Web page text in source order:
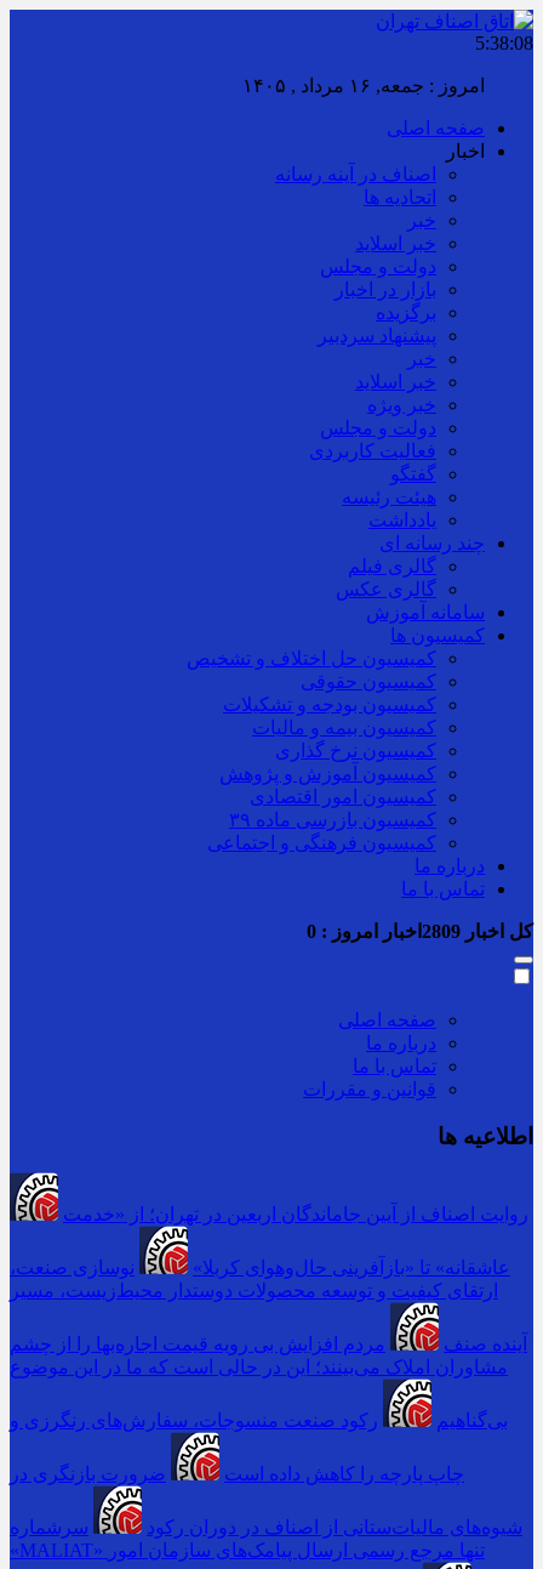
5:38:09
امروز : جمعه, ۱۶ مرداد , ۱۴۰۵
صفحه اصلی
اخبار
اصناف در آینه رسانه
اتحادیه ها
خبر
خبر اسلايد
دولت و مجلس
بازار در اخبار
برگزیده
پیشنهاد سردبیر
خبر
خبر اسلايد
خبر ویژه
دولت و مجلس
فعالیت کاربردی
گفتگو
هیئت رئیسه
یادداشت
چند رسانه ای
گالری فیلم
گالری عکس
سامانه آموزش
کمیسیون ها
کمیسیون حل اختلاف و تشخیص
کمیسیون حقوقی
کمیسیون بودجه و تشکیلات
کمیسیون بیمه و مالیات
کمیسیون نرخ گذاری
کمیسیون آموزش و پژوهش
کمیسیون امور اقتصادی
کمیسیون بازرسی ماده ۳۹
کمیسیون فرهنگی و اجتماعی
درباره ما
تماس با ما
کل اخبار اخبار امروز : 0
صفحه اصلی
درباره ما
تماس با ما
قوانین و مقررات
اطلاعیه ها
روایت اصناف از آیین جاماندگان اربعین در تهران؛ از «خدمت
عاشقانه» تا «بازآفرینی حال‌وهوای کربلا»
نوسازی صنعت،
ارتقای کیفیت و توسعه محصولات دوستدار محیط‌زیست، مسیر
آینده صنف
مردم افزایش بی رویه قیمت اجاره‌بها را از چشم
مشاوران املاک می‌بینند؛ این در حالی است که ما در این موضوع
بی‌گناهیم رکود صنعت منسوجات، سفارش‌های رنگرزی و
چاپ پارچه را کاهش داده است ضرورت بازنگری در
شیوه‌های مالیات‌ستانی از اصناف در دوران رکود
سرشماره
«MALIAT» تنها مرجع رسمی ارسال پیامک‌های سازمان امور